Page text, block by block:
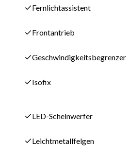
Fernlichtassistent
Frontantrieb
Geschwindigkeitsbegrenzer
Isofix
LED-Scheinwerfer
Leichtmetallfelgen